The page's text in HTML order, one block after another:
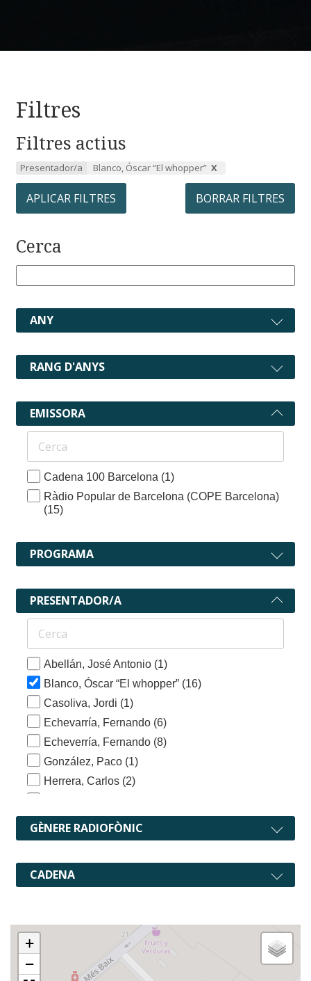
Filtres
Filtres actius
Presentador/a Blanco, Óscar “El whopper”
APLICAR FILTRES BORRAR FILTRES
Cerca
ANY
RANG D'ANYS
EMISSORA
Cadena 100 Barcelona (1)
Ràdio Popular de Barcelona (COPE Barcelona)
(15)
PROGRAMA
PRESENTADOR/A
Abellán, José Antonio (1)
Blanco, Óscar “El whopper” (16)
Casoliva, Jordi (1)
Echevarría, Fernando (6)
Echeverría, Fernando (8)
González, Paco (1)
Herrera, Carlos (2)
Miner, David(14)
Moreno, Carlos "El pulpo"(1)
GÈNERE RADIOFÒNIC
CADENA
+
−